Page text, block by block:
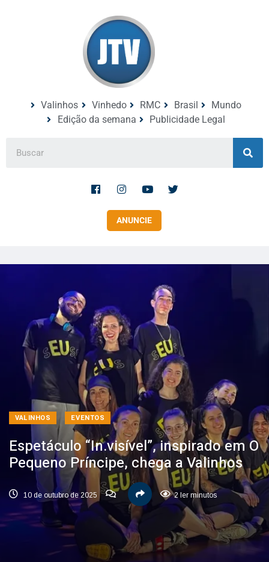
Valinhos Vinhedo RMC Brasil
Mundo
Edição da semana
Publicidade Legal
ANUNCIE
VALINHOS EVENTOS
Espetáculo “In.visível”, inspirado em O
Pequeno Príncipe, chega a Valinhos
10 de outubro de 2025 2 ler minutos